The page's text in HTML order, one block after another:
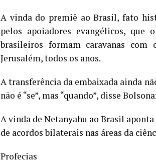
A vinda do premiê ao Brasil, fato
pelos apoiadores evangélicos, que
brasileiros formam caravanas
Jerusalém, todos os anos.
A transferência da embaixada ainda
não é “se”, mas “quando”, disse
A vinda de Netanyahu ao Brasil
de acordos bilaterais nas áreas da
Profecias